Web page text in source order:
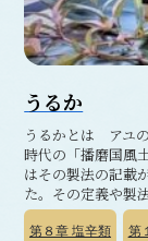
うるか
うるかとは アユ
時代の「播磨国風
はその製法の記載
た。その定義や製
第８章 塩辛類 第